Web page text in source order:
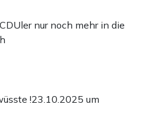
nur noch mehr in die
!23.10.2025 um